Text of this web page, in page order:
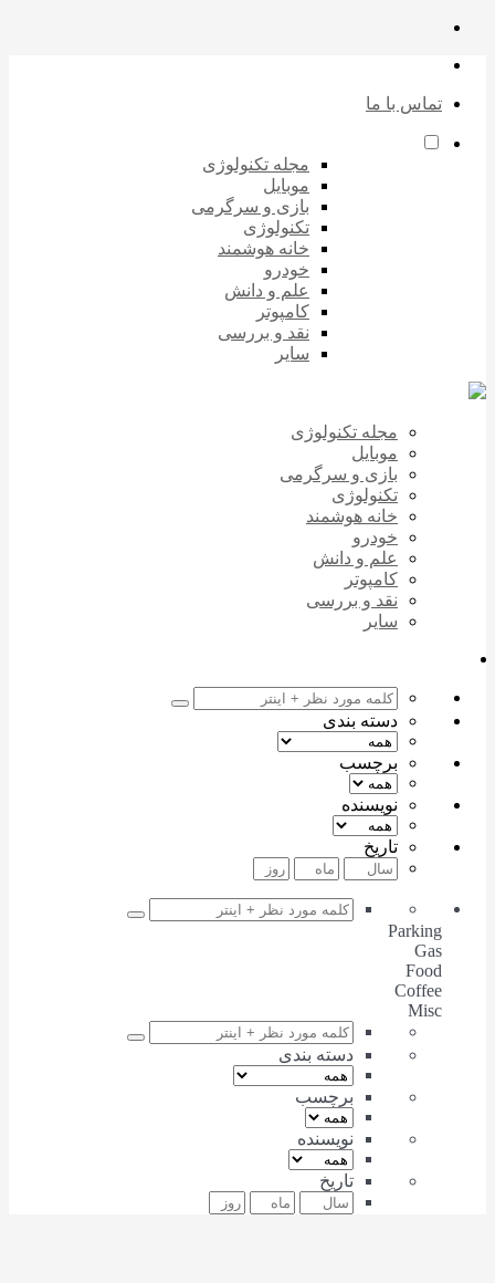
تماس با ما
مجله تکنولوژی
موبایل
بازی و سرگرمی
تکنولوژی
خانه هوشمند
خودرو
علم و دانش
کامپوتر
نقد و بررسی
سایر
مجله تکنولوژی
موبایل
بازی و سرگرمی
تکنولوژی
خانه هوشمند
خودرو
علم و دانش
کامپوتر
نقد و بررسی
سایر
دسته بندی
برچسب
نویسنده
تاریخ
Parking
Coffee
دسته بندی
برچسب
نویسنده
تاریخ